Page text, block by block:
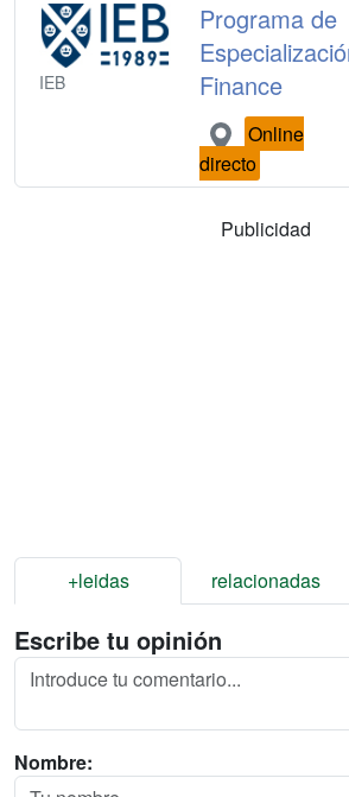
IEB
Programa de
Finance
Online
directo
Publicidad
+leidas relacionadas
Escribe tu opinión
Nombre: